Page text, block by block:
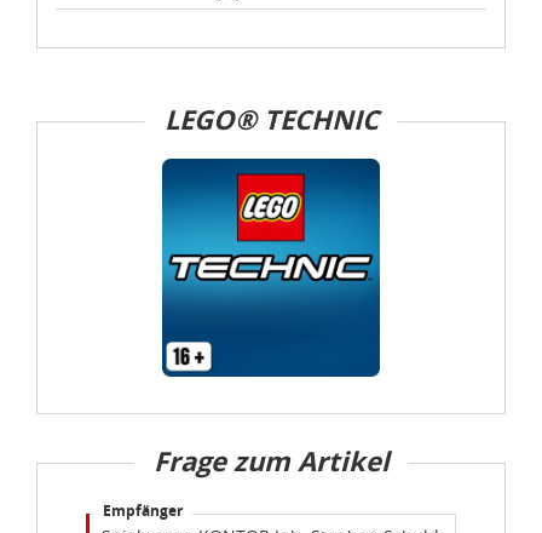
LEGO® TECHNIC
Frage zum Artikel
Empfänger